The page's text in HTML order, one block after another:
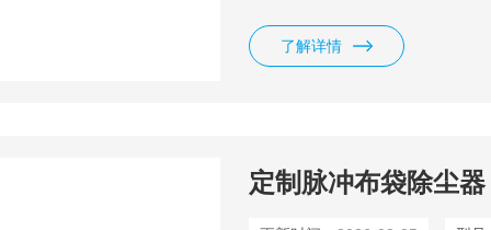
了解详情
定制脉冲布袋除尘器